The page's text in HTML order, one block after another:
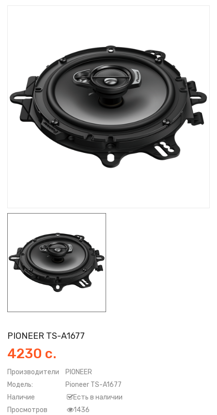
PIONEER TS-A1677
4230 с.
Производители
PIONEER
Модель:
Pioneer TS-A1677
Наличие
Есть в наличии
Просмотров
1436